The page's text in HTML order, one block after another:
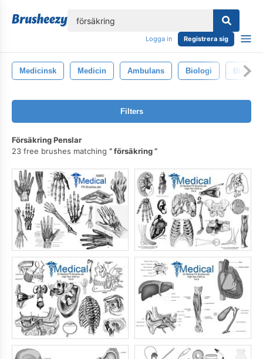
Logga in Registrera sig
Medicinsk Medicin Ambulans Biologi Blod
Filters
Försäkring Penslar
23 free brushes matching
försäkring